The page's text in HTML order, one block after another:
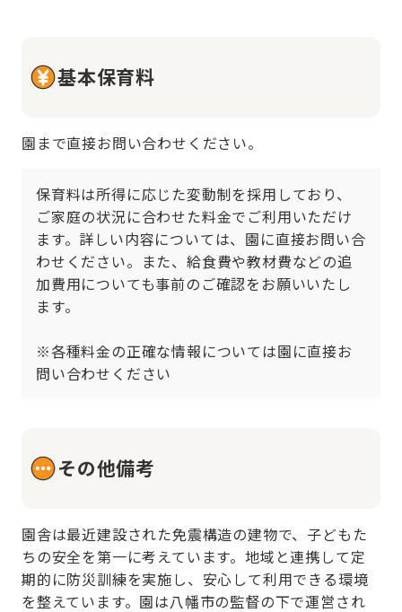
基本保育料
園まで直接お問い合わせください。
保育料は所得に応じた変動制を採用しており、
ご家庭の状況に合わせた料金でご利用いただけ
ます。詳しい内容については、園に直接お問い合
わせください。また、給食費や教材費などの追
加費用についても事前のご確認をお願いいたし
ます。
※各種料金の正確な情報については園に直接お
問い合わせください
その他備考
園舎は最近建設された免震構造の建物で、子どもた
ちの安全を第一に考えています。地域と連携して定
期的に防災訓練を実施し、安心して利用できる環境
を整えています。園は八幡市の監督の下で運営され